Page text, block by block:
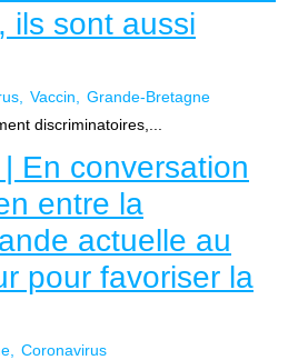
ils sont aussi
Vaccin
Grande-Bretagne
discriminatoires,...
En conversation
entre la
actuelle au
pour favoriser la
Coronavirus